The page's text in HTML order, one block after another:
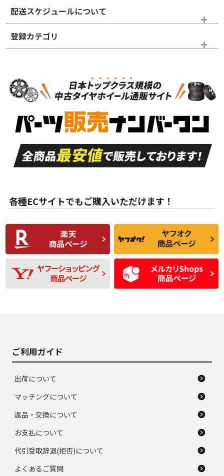
※商品ランクは出品者の主観により判断しておりますので、あら
かじめご了承ください。
ホイールランク
S
品）
S
新車外し品（新古
付き
A
走行距離も少なく、
目立つ傷もほとんど
ない中古品
A
走行距離も少なく、
非常に状態の良い中
古品
な中古品
んどない中古品
C
比較的きれいな中古
品
C
られるが、使用に問
題のない中古品
D
使用感や目立つ傷が
あり、一般的な中古
品
D
残り溝も少なく、偏
磨耗がみられ、短期
間使用できるくらい
の中古品
配送スケジュールについて
登録カテゴリ
タイヤホイールセット
各種ECサイトでもご購入いただけます！
ご利用ガイド
出荷について
マッチングについて
返品・交換について
お支払について
代引受取辞退(拒否)について
よくあるご質問